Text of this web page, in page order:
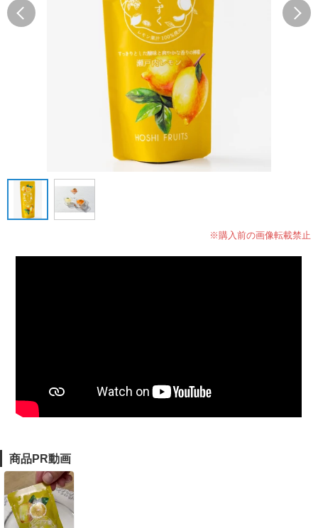
※購入前の画像転載禁止
商品PR動画